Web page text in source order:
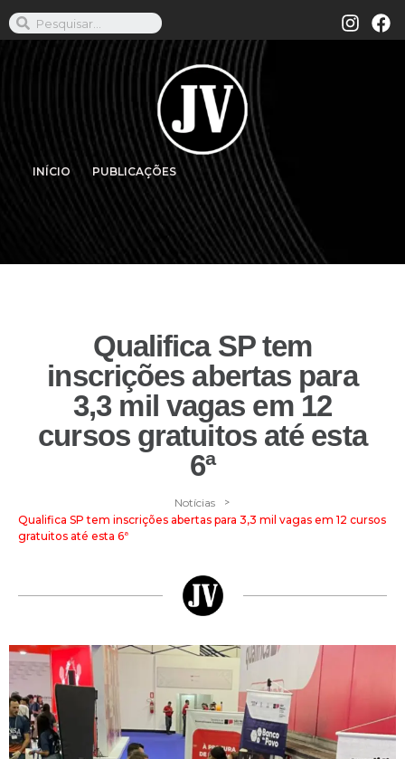
INÍCIO PUBLICAÇÕES
Qualifica SP tem
inscrições abertas para
3,3 mil vagas em 12
cursos gratuitos até esta
6ª
Notícias >
Qualifica SP tem inscrições abertas para 3,3 mil vagas em 12 cursos
gratuitos até esta 6ª